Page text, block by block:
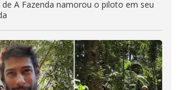
A Fazenda namorou o piloto em seu